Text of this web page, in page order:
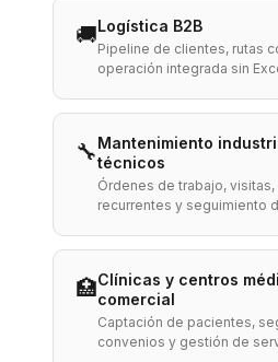
🚚Logística B2B
Pipeline de clientes, rutas
operación integrada sin
🔧Mantenimiento
técnicos
Órdenes de trabajo,
recurrentes y seguimiento
🏥Clínicas y centros
comercial
Captación de pacientes,
convenios y gestión de